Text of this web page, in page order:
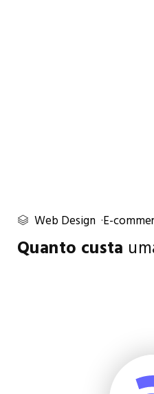
Web Design E-
Quanto custa